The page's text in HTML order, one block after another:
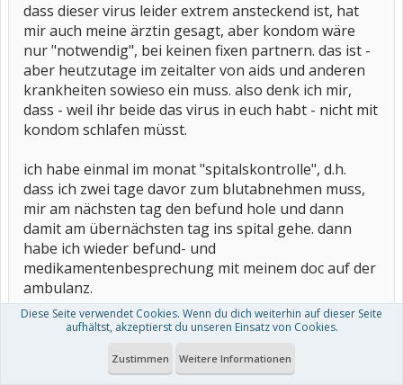
dass dieser virus leider extrem ansteckend ist, hat
mir auch meine ärztin gesagt, aber kondom wäre
nur "notwendig", bei keinen fixen partnern. das ist -
aber heutzutage im zeitalter von aids und anderen
krankheiten sowieso ein muss. also denk ich mir,
dass - weil ihr beide das virus in euch habt - nicht mit
kondom schlafen müsst.
ich habe einmal im monat "spitalskontrolle", d.h.
dass ich zwei tage davor zum blutabnehmen muss,
mir am nächsten tag den befund hole und dann
damit am übernächsten tag ins spital gehe. dann
habe ich wieder befund- und
medikamentenbesprechung mit meinem doc auf der
ambulanz.
wie oft musst du zur kontrolle? hast du schon
zurückzugreifen? mein arzt meinte, es gäbe noch
Diese Seite verwendet Cookies. Wenn du dich weiterhin auf dieser Seite
aufhältst, akzeptierst du unseren Einsatz von Cookies.
Zustimmen Weitere Informationen